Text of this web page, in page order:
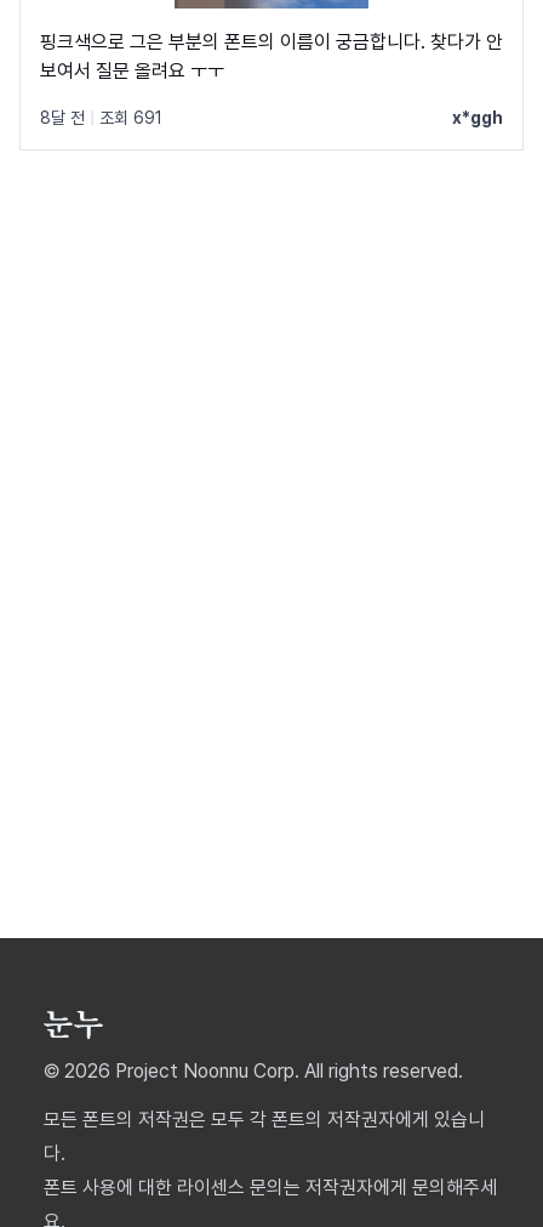
핑크색으로 그은 부분의 폰트의 이름이 궁금합니다. 찾다가 안
보여서 질문 올려요 ㅜㅜ
8달 전 조회 691 x*ggh
© 2026 Project Noonnu Corp. All rights reserved.
모든 폰트의 저작권은 모두 각 폰트의 저작권자에게 있습니
다.
폰트 사용에 대한 라이센스 문의는 저작권자에게 문의해주세
요.